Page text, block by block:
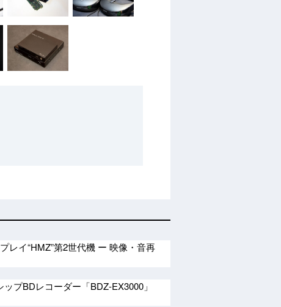
レイ“HMZ”第2世代機 ー 映像・音再
プBDレコーダー「BDZ-EX3000」